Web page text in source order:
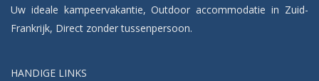
Uw ideale kampeervakantie, Outdoor accommodatie in Zuid-
Frankrijk, Direct zonder tussenpersoon.
HANDIGE LINKS